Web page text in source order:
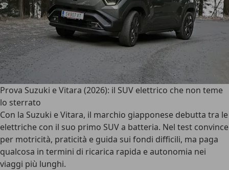
Prova Suzuki e Vitara (2026): il SUV elettrico che non teme
lo sterrato
Con la Suzuki e Vitara, il marchio giapponese debutta tra le
elettriche con il suo primo SUV a batteria. Nel test convince
per motricità, praticità e guida sui fondi difficili, ma paga
qualcosa in termini di ricarica rapida e autonomia nei
viaggi più lunghi.